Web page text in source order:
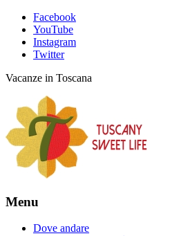
Facebook
YouTube
Instagram
Twitter
Vacanze in Toscana
Menu
Dove andare